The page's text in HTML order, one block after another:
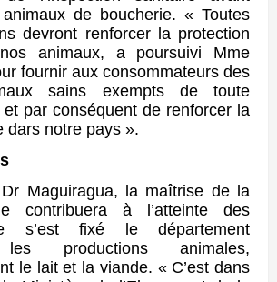
de boucherie. « Toutes
devront renforcer la protection
animaux, a poursuivi Mme
fournir aux consommateurs des
sains exempts de toute
par conséquent de renforcer la
dars notre pays ».
Maguiragua, la maîtrise de la
contribuera à l’atteinte des
s’est fixé le département
les productions animales,
le lait et la viande. « C’est dans